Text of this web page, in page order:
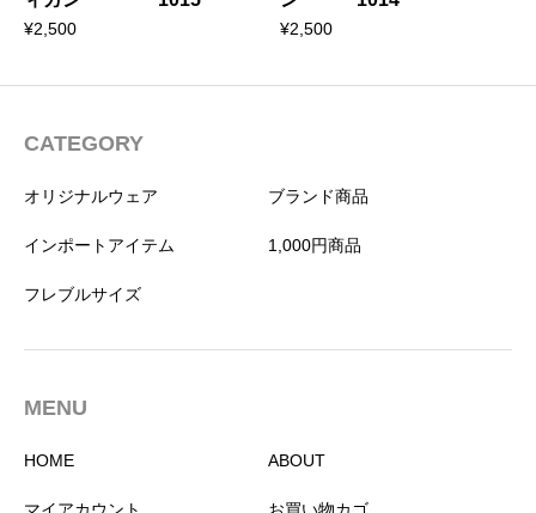
¥2,500 ¥2,500
CATEGORY
オリジナルウェア ブランド商品
インポートアイテム 1,000円商品
フレブルサイズ
MENU
HOME ABOUT